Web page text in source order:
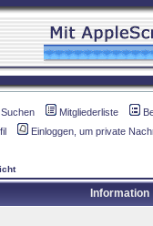
Suchen Mitgliederliste
Einloggen, um private
Information